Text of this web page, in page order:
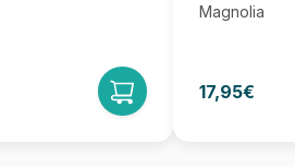
Magnolia
17,95€